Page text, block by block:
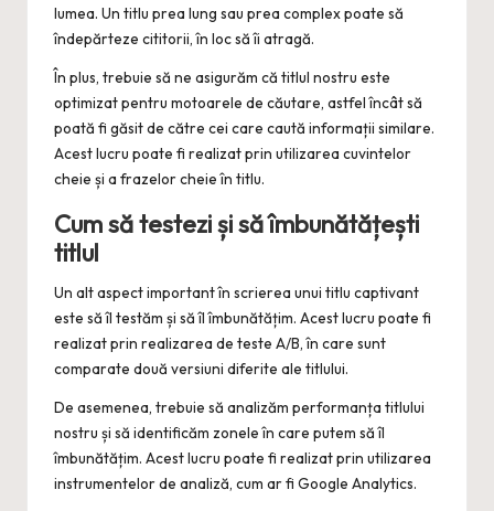
lumea. Un titlu prea lung sau prea complex poate să
îndepărteze cititorii, în loc să îi atragă.
În plus, trebuie să ne asigurăm că titlul nostru este
optimizat pentru motoarele de căutare, astfel încât să
poată fi găsit de către cei care caută informații similare.
Acest lucru poate fi realizat prin utilizarea cuvintelor
cheie și a frazelor cheie în titlu.
Cum să testezi și să îmbunătățești
titlul
Un alt aspect important în scrierea unui titlu captivant
este să îl testăm și să îl îmbunătățim. Acest lucru poate fi
realizat prin realizarea de teste A/B, în care sunt
comparate două versiuni diferite ale titlului.
De asemenea, trebuie să analizăm performanța titlului
nostru și să identificăm zonele în care putem să îl
îmbunătățim. Acest lucru poate fi realizat prin utilizarea
instrumentelor de analiză, cum ar fi Google Analytics.